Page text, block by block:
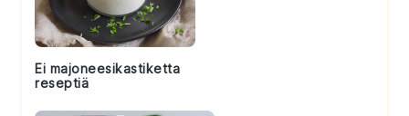
Ei majoneesikastiketta
reseptiä